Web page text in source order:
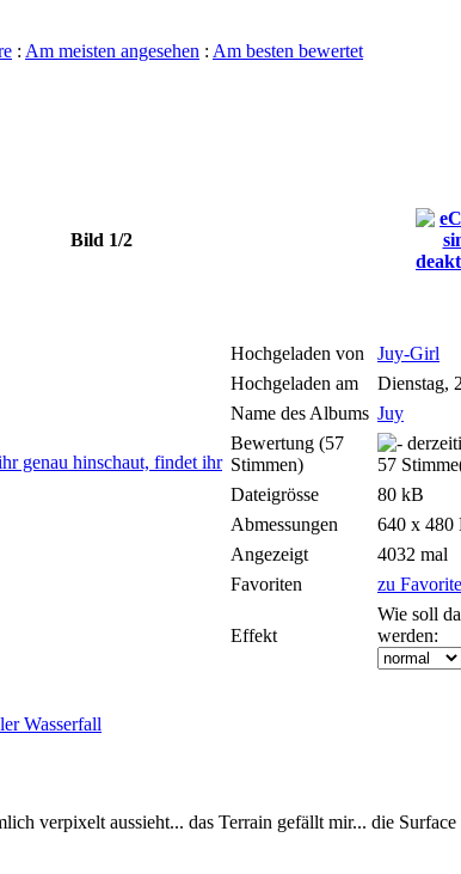
: Am meisten angesehen : Am besten bewertet
Bild 1/2
Hochgeladen von
Juy-Girl
Hochgeladen am
Dienstag,
Name des Albums Juy
Bewertung (57
Stimmen)
Dateigrösse
80 kB
Abmessungen
640 x 480
Angezeigt
4032 mal
Favoriten
zu
Effekt
Wie soll
werden:
verpixelt aussieht... das Terrain gefällt mir... die Surface